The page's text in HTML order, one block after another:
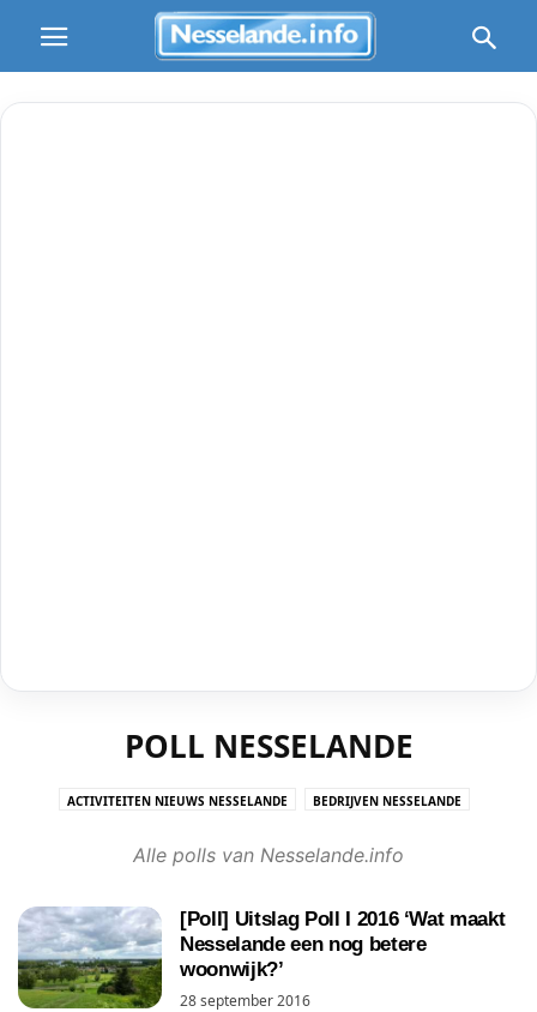
POLL NESSELANDE
ACTIVITEITEN NIEUWS NESSELANDE
BEDRIJVEN NESSELANDE
GEMEENTE #RAAD010
KERK IN NESSELANDE
NESSELANDE IN DE PERS
OMGEVING NESSELANDE
ONDERWIJS NESSELANDE
OPGEVALLEN IN NESSELANDE
Alle polls van Nesselande.info
[Poll] Uitslag Poll I 2016 ‘Wat maakt
Nesselande een nog betere
woonwijk?’
28 september 2016